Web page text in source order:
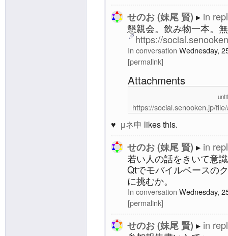
せのお (妹尾 賢)
in
懇親会。飲み物一本。
https://
In conversation Wednesday,
permalink
Attachments
https://social.senooken.jp/
μネ申 likes this.
せのお (妹尾 賢)
in
若い人の話をきいて意
Qtでモバイルベースの
に挑むか。
In conversation Wednesday,
permalink
せのお (妹尾 賢)
in